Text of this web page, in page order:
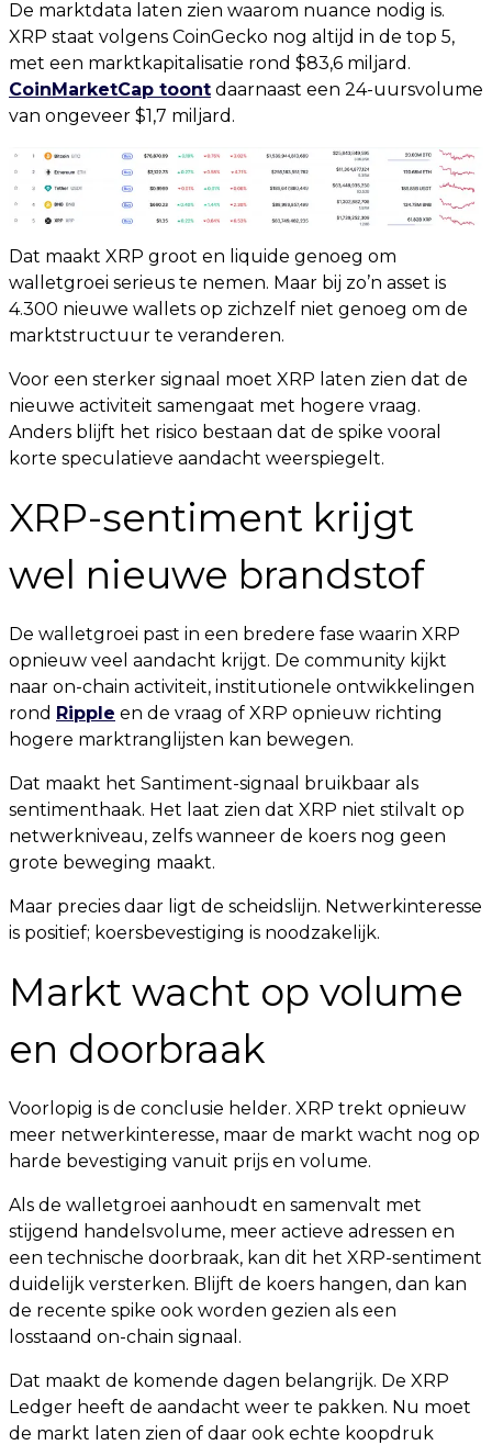
De marktdata laten zien waarom nuance nodig is.
XRP staat volgens CoinGecko nog altijd in de top 5,
met een marktkapitalisatie rond $83,6 miljard.
CoinMarketCap toont daarnaast een 24-uursvolume
van ongeveer $1,7 miljard.
Dat maakt XRP groot en liquide genoeg om
walletgroei serieus te nemen. Maar bij zo’n asset is
4.300 nieuwe wallets op zichzelf niet genoeg om de
marktstructuur te veranderen.
Voor een sterker signaal moet XRP laten zien dat de
nieuwe activiteit samengaat met hogere vraag.
Anders blijft het risico bestaan dat de spike vooral
korte speculatieve aandacht weerspiegelt.
XRP-sentiment krijgt
wel nieuwe brandstof
De walletgroei past in een bredere fase waarin XRP
opnieuw veel aandacht krijgt. De community kijkt
naar on-chain activiteit, institutionele ontwikkelingen
rond Ripple en de vraag of XRP opnieuw richting
hogere marktranglijsten kan bewegen.
Dat maakt het Santiment-signaal bruikbaar als
sentimenthaak. Het laat zien dat XRP niet stilvalt op
netwerkniveau, zelfs wanneer de koers nog geen
grote beweging maakt.
Maar precies daar ligt de scheidslijn. Netwerkinteresse
is positief; koersbevestiging is noodzakelijk.
Markt wacht op volume
en doorbraak
Voorlopig is de conclusie helder. XRP trekt opnieuw
meer netwerkinteresse, maar de markt wacht nog op
harde bevestiging vanuit prijs en volume.
Als de walletgroei aanhoudt en samenvalt met
stijgend handelsvolume, meer actieve adressen en
een technische doorbraak, kan dit het XRP-sentiment
duidelijk versterken. Blijft de koers hangen, dan kan
de recente spike ook worden gezien als een
losstaand on-chain signaal.
Dat maakt de komende dagen belangrijk. De XRP
Ledger heeft de aandacht weer te pakken. Nu moet
de markt laten zien of daar ook echte koopdruk